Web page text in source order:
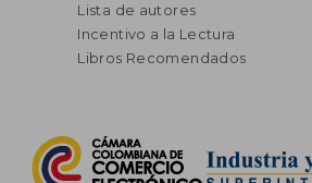
Lista de autores
Incentivo a la Lectura
Libros Recomendados